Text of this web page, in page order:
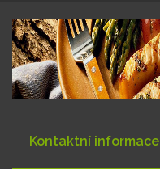
Kontaktní informace